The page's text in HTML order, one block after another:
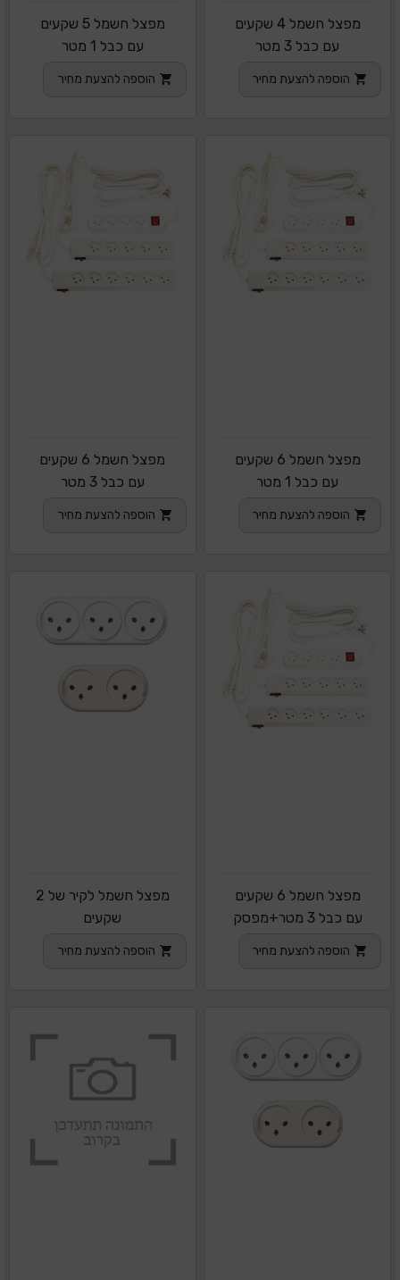
מפצל חשמל 4 שקעים
עם כבל 3 מטר
הוספה להצעת מחיר
מפצל חשמל 5 שקעים
עם כבל 1 מטר
הוספה להצעת מחיר
מפצל חשמל 6 שקעים
עם כבל 1 מטר
הוספה להצעת מחיר
מפצל חשמל 6 שקעים
עם כבל 3 מטר
הוספה להצעת מחיר
מפצל חשמל 6 שקעים
עם כבל 3 מטר+מפסק
הוספה להצעת מחיר
מפצל חשמל לקיר של 2
שקעים
הוספה להצעת מחיר